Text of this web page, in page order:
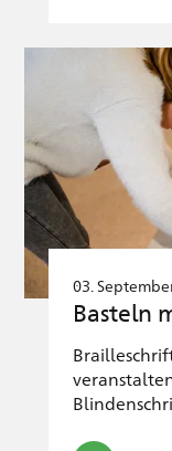
03.
Basteln